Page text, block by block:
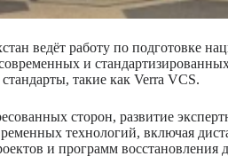
ведёт работу по подготовке
и
такие как Verra VCS.
сторон, развитие
технологий, включая
и программ восстановления